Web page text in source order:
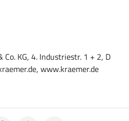
KG, 4. Industriestr. 1 + 2, D
www.kraemer.de